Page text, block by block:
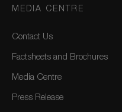
MEDIA CENTRE
Contact Us
Factsheets and Brochures
Media Centre
Press Release